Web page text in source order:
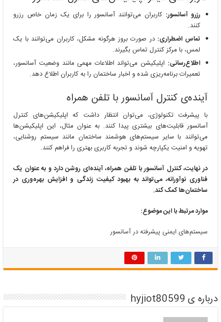
رزرو آسانسور: کاربران می‌توانند آسانسور را برای یک زمان خاص رزرو
کنند.
تماس اضطراری: در صورت بروز هرگونه مشکل، کاربران می‌توانند با یک
لمس، با مرکز کنترل تماس بگیرند.
اطلاع‌رسانی: اپلیکیشن می‌تواند اطلاعات مهمی مانند وضعیت آسانسور،
تعمیرات برنامه‌ریزی شده و اخبار ساختمان را به کاربران اطلاع دهد.
آینده‌ی کنترل آسانسور با تلفن همراه
با پیشرفت تکنولوژی، می‌توان انتظار داشت که اپلیکیشن‌های کنترل
آسانسور قابلیت‌های بیشتری پیدا کنند. به عنوان مثال، این اپلیکیشن‌ها
می‌توانند با سایر سیستم‌های هوشمند ساختمان مانند سیستم روشنایی،
تهویه و امنیت یکپارچه شوند و تجربه کاربری بهتری را فراهم کنند.
در نهایت، کنترل آسانسور با تلفن همراه، آینده‌ای روشن دارد و به عنوان یک
فناوری نوآورانه، می‌تواند به بهبود کیفیت زندگی و افزایش بهره‌وری در
ساختمان‌ها کمک کند.
موارد مرتبط با این موضوع:
سیستم‌های ایمنی پیشرفته در آسانسور
درباره ی hyjiot80599